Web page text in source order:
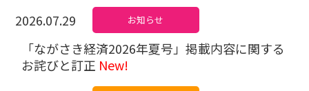
2026.07.29
お知らせ
「ながさき経済2026年夏号」掲載内容に関する
お詫びと訂正 New!